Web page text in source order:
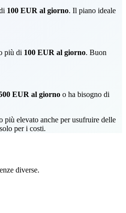
100 EUR al giorno. Il piano ideale
più di 100 EUR al giorno. Buon
EUR al giorno o ha bisogno di
più elevato anche per usufruire delle
per i costi.
diverse.